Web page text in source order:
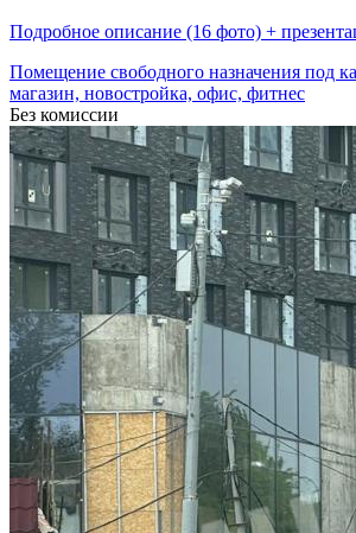
Подробное описание (16 фото) +
Помещение свободного назначения под
магазин, новостройка, офис, фитнес
Без комиссии